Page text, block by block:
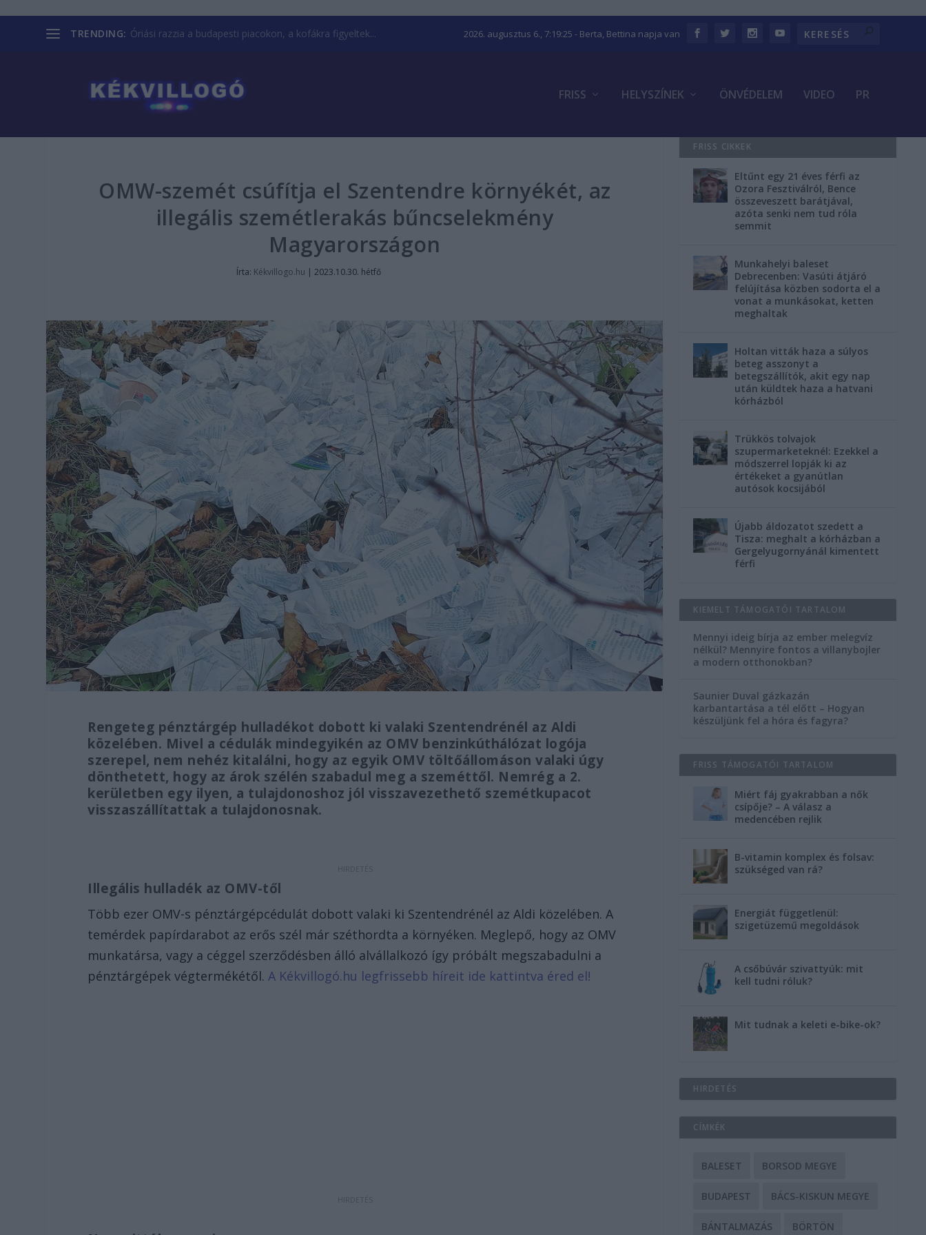
TRENDING: Óriási razzia a budapesti piacokon, a kofákra figyeltek... 2026. augusztus 6., 7:19:26 - Berta, Bettina napja van
FRISS HELYSZÍNEK ÖNVÉDELEM VIDEO PR
OMW-szemét csúfítja el Szentendre környékét, az
illegális szemétlerakás bűncselekmény
Magyarországon
Írta: Kékvillogo.hu |2023.10.30. hétfő
Rengeteg pénztárgép hulladékot dobott ki valaki Szentendrénél az Aldi
közelében. Mivel a cédulák mindegyikén az OMV benzinkúthálózat logója
szerepel, nem nehéz kitalálni, hogy az egyik OMV töltőállomáson valaki úgy
dönthetett, hogy az árok szélén szabadul meg a szeméttől. Nemrég a 2.
kerületben egy ilyen, a tulajdonoshoz jól visszavezethető szemétkupacot
visszaszállítattak a tulajdonosnak.
Illegális hulladék az OMV-től
Több ezer OMV-s pénztárgépcédulát dobott valaki ki Szentendrénél az Aldi közelében. A
temérdek papírdarabot az erős szél már széthordta a környéken. Meglepő, hogy az OMV
munkatársa, vagy a céggel szerződésben álló alvállalkozó így próbált megszabadulni a
pénztárgépek végtermékétől.A Kékvillogó.hu legfrissebb híreit ide kattintva éred el!
FRISS CIKKEK
Eltűnt egy 21 éves férfi az
Ozora Fesztiválról, Bence
összeveszett barátjával,
azóta senki nem tud róla
semmit
Munkahelyi baleset
Debrecenben: Vasúti átjáró
felújítása közben sodorta el a
vonat a munkásokat, ketten
meghaltak
Holtan vitták haza a súlyos
beteg asszonyt a
betegszállítók, akit egy nap
után küldtek haza a hatvani
kórházból
Trükkös tolvajok
szupermarketeknél: Ezekkel a
módszerrel lopják ki az
értékeket a gyanútlan
autósok kocsijából
Újabb áldozatot szedett a
Tisza: meghalt a kórházban a
Gergelyugornyánál kimentett
férfi
KIEMELT TÁMOGATÓI TARTALOM
Mennyi ideig bírja az ember melegvíz
nélkül? Mennyire fontos a villanybojler
a modern otthonokban?
Saunier Duval gázkazán
karbantartása a tél előtt – Hogyan
készüljünk fel a hóra és fagyra?
FRISS TÁMOGATÓI TARTALOM
Miért fáj gyakrabban a nők
csípője? – A válasz a
medencében rejlik
B-vitamin komplex és folsav:
szükséged van rá?
Energiát függetlenül:
szigetüzemű megoldások
A csőbúvár szivattyúk: mit
kell tudni róluk?
Mit tudnak a keleti e-bike-ok?
HIRDETÉS
CÍMKÉK
BALESET BORSOD MEGYE
BUDAPEST BÁCS-KISKUN MEGYE
BÁNTALMAZÁS BÖRTÖN